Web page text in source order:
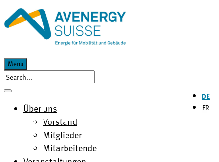
Menu
DE
FR
Über uns
Vorstand
Mitglieder
Mitarbeitende